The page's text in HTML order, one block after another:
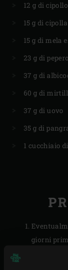
12 g di
15 g di
15 g di mela
23 g di
37 g di
60 g di
37 g di uovo
35 g di
1 cucchiaio
giorni
bene.
aghi di